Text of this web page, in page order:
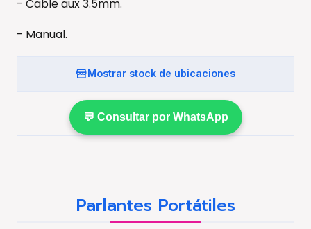
- Cable aux 3.5mm.
- Manual.
Mostrar stock de ubicaciones
💬 Consultar por WhatsApp
Parlantes Portátiles